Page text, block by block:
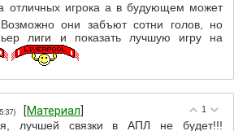
отличных игрока а в будующем может
они забъют сотни голов, но
лиги и показать лучшую игру на
1
[Материал
лучшей связки в АПЛ не будет!!!